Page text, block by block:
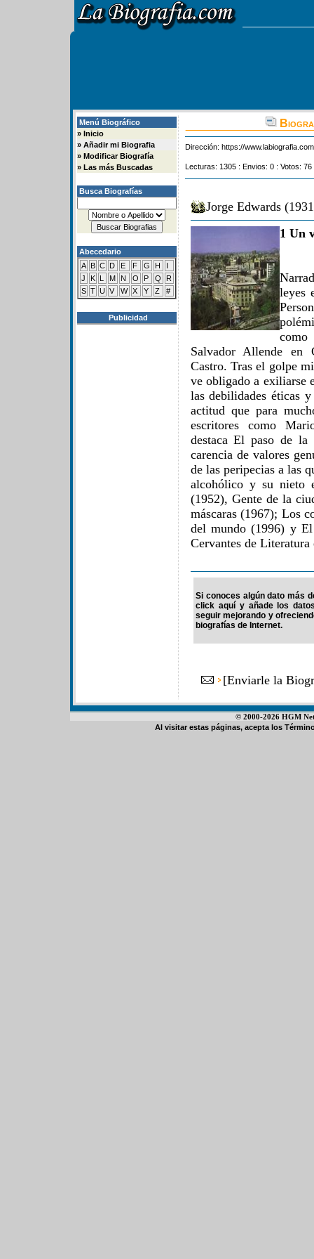
Menú Biográfico
» Inicio
» Añadir mi Biografia
» Modificar Biografía
» Las más Buscadas
Busca Biografías
Abecedario
A B C D E F G H
I
J
K L M N O P Q
R
S T U V W X Y Z #
Publicidad
Dirección: https://
Lecturas: 1305 : Envios: 0 : Votos:
Jorge Edwards
1 Un
leyes
Salvador Allende en
Castro. Tras el golpe
ve obligado a exiliarse
las debilidades éticas
actitud que para
escritores como
destaca El paso de
carencia de valores
de las peripecias a las
alcohólico y su nieto
(1952), Gente de la
máscaras (1967); Los
del mundo (1996) y
Cervantes de Literatura
Si conoces algún dato más
click aquí y añade los
seguir mejorando y
biografías de Internet.
[Enviarle la
© 2000-2026 HGM
Al visitar estas páginas, acepta los